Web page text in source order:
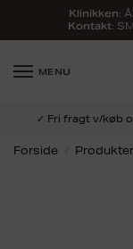
Klinikken:
Kontakt:
MENU
✓ Fri fragt v/køb
Forside Produkter